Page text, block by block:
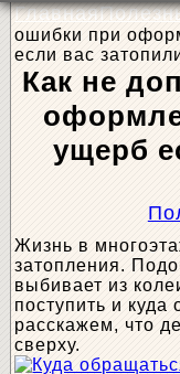
Главная
ошибки при
если вас
Как не
ущерб
Жизнь в
затопления.
выбивает из
поступить и
расскажем, что
сверху.